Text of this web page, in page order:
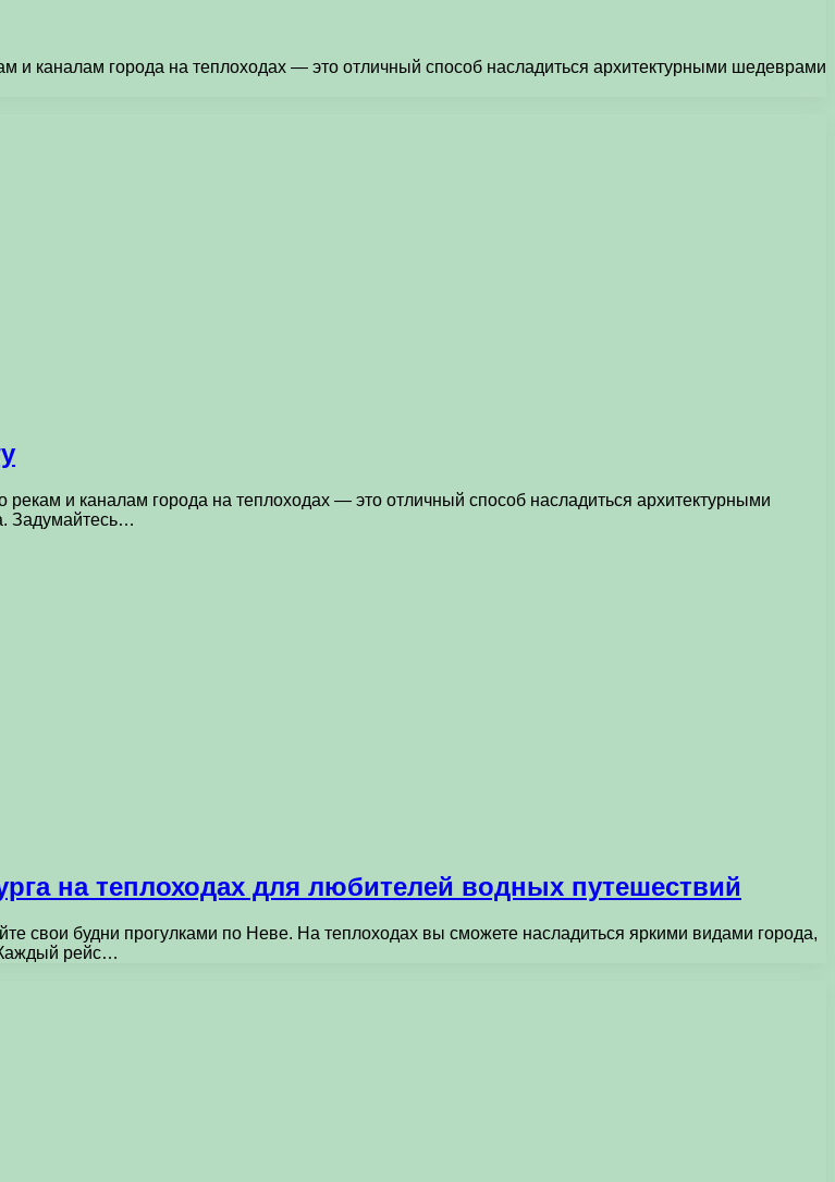
и каналам города на теплоходах — это отличный способ насладиться архитектурными шедеврами
и каналам города на теплоходах — это отличный способ насладиться архитектурными
Задумайтесь…
на теплоходах для любителей водных путешествий
свои будни прогулками по Неве. На теплоходах вы сможете насладиться яркими видами города,
Каждый рейс…